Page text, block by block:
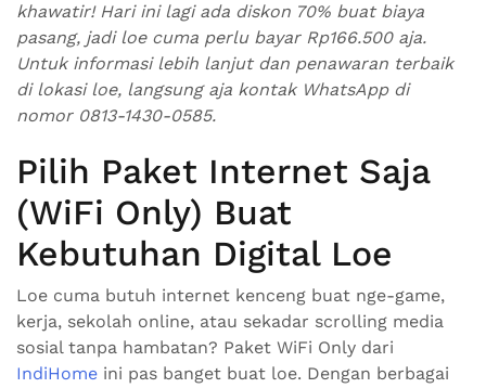
khawatir! Hari ini lagi ada diskon 70% buat biaya
pasang, jadi loe cuma perlu bayar Rp166.500 aja.
Untuk informasi lebih lanjut dan penawaran terbaik
di lokasi loe, langsung aja kontak WhatsApp di
nomor 0813-1430-0585.
Pilih Paket Internet Saja
(WiFi Only) Buat
Kebutuhan Digital Loe
Loe cuma butuh internet kenceng buat nge-game,
kerja, sekolah online, atau sekadar scrolling media
sosial tanpa hambatan? Paket WiFi Only dari
IndiHome ini pas banget buat loe. Dengan berbagai